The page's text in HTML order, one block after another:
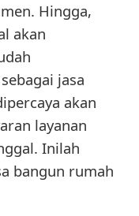
Hingga,
akan
jasa
akan
layanan
Inilah
bangun rumah